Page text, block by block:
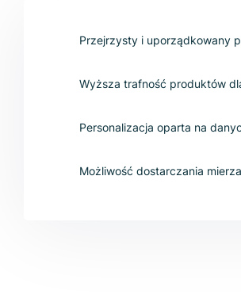
Przejrzysty i uporządkowany
Wyższa trafność produktów
Personalizacja oparta na
Możliwość dostarczania